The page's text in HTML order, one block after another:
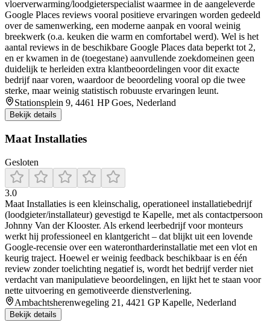
vloerverwarming/loodgieterspecialist waarmee in de aangeleverde
Google Places reviews vooral positieve ervaringen worden gedeeld
over de samenwerking, een moderne aanpak en vooral weinig
breekwerk (o.a. keuken die warm en comfortabel werd). Wel is het
aantal reviews in de beschikbare Google Places data beperkt tot 2,
en er kwamen in de (toegestane) aanvullende zoekdomeinen geen
duidelijk te herleiden extra klantbeoordelingen voor dit exacte
bedrijf naar voren, waardoor de beoordeling vooral op die twee
sterke, maar weinig statistisch robuuste ervaringen leunt.
Stationsplein 9, 4461 HP Goes, Nederland
Bekijk details
Maat Installaties
Gesloten
3.0
Maat Installaties is een kleinschalig, operationeel installatiebedrijf
(loodgieter/installateur) gevestigd te Kapelle, met als contactpersoon
Johnny Van der Klooster. Als erkend leerbedrijf voor monteurs
werkt hij professioneel en klantgericht – dat blijkt uit een lovende
Google-recensie over een waterontharderinstallatie met een vlot en
keurig traject. Hoewel er weinig feedback beschikbaar is en één
review zonder toelichting negatief is, wordt het bedrijf verder niet
verdacht van manipulatieve beoordelingen, en lijkt het te staan voor
nette uitvoering en gemotiveerde dienstverlening.
Ambachtsherenwegeling 21, 4421 GP Kapelle, Nederland
Bekijk details